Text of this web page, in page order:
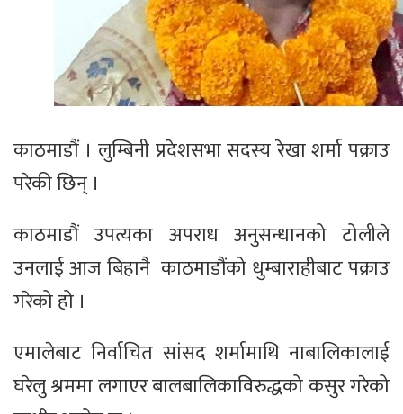
काठमाडौं । लुम्बिनी प्रदेशसभा सदस्य रेखा शर्मा पक्राउ
परेकी छिन् ।
काठमाडौं उपत्यका अपराध अनुसन्धानको टोलीले
उनलाई आज बिहानै काठमाडौंको धुम्बाराहीबाट पक्राउ
गरेको हो ।
एमालेबाट निर्वाचित सांसद शर्मामाथि नाबालिकालाई
घरेलु श्रममा लगाएर बालबालिकाविरुद्धको कसुर गरेको